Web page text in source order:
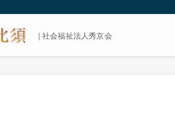
| 社会福祉法人秀京会